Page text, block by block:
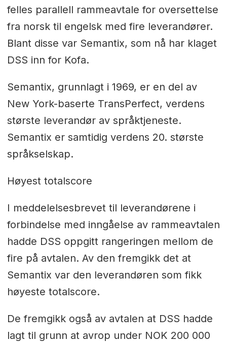
felles parallell rammeavtale for oversettelse
fra norsk til engelsk med fire leverandører.
Blant disse var Semantix, som nå har klaget
DSS inn for Kofa.
Semantix, grunnlagt i 1969, er en del av
New York-baserte TransPerfect, verdens
største leverandør av språktjeneste.
Semantix er samtidig verdens 20. største
språkselskap.
Høyest totalscore
I meddelelsesbrevet til leverandørene i
forbindelse med inngåelse av rammeavtalen
hadde DSS oppgitt rangeringen mellom de
fire på avtalen. Av den fremgikk det at
Semantix var den leverandøren som fikk
høyeste totalscore.
De fremgikk også av avtalen at DSS hadde
lagt til grunn at avrop under NOK 200 000